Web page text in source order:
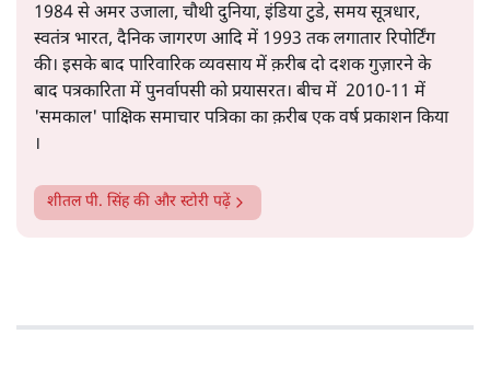
1984 से अमर उजाला, चौथी दुनिया, इंडिया टुडे, समय सूत्रधार,
स्वतंत्र भारत, दैनिक जागरण आदि में 1993 तक लगातार रिपोर्टिंग
की। इसके बाद पारिवारिक व्यवसाय में क़रीब दो दशक गुज़ारने के
बाद पत्रकारिता में पुनर्वापसी को प्रयासरत। बीच में 2010-11 में
'समकाल' पाक्षिक समाचार पत्रिका का क़रीब एक वर्ष प्रकाशन किया
।
शीतल पी. सिंहकी और स्टोरी पढ़ें